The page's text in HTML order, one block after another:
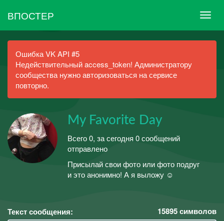
ВПОСТЕР
Ошибка VK API #5
Недействительный access_token! Администратору
сообщества нужно авторизоваться на сервисе
повторно.
My Favorite Day
Всего 0, за сегодня 0 сообщений
отправлено
Присылай свои фото или фото подруг
и это анонимно! А я выложу ☺️
Текст сообщения: 15895символов